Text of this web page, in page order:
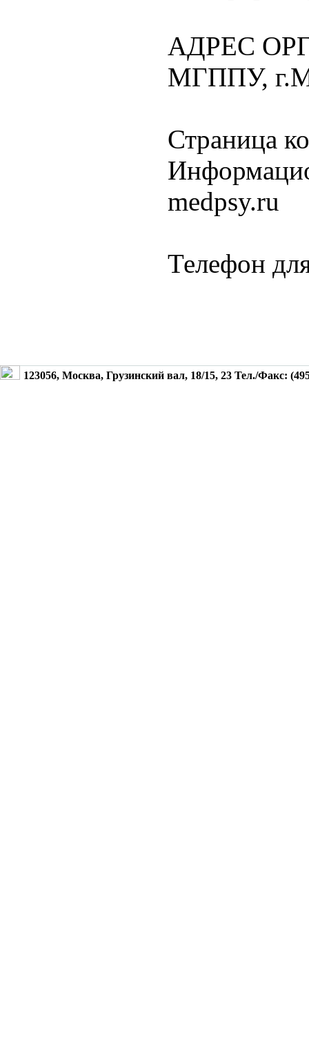
АДРЕС
МГППУ,
Страница
medpsy.ru
Телефон
123056, Москва, Грузинский вал, 18/15, 23 Тел./Факс: